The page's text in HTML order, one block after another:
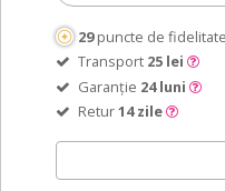
29 puncte de fidelitate
Transport 25 lei
Garanție 24 luni
Retur14 zile